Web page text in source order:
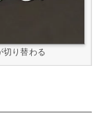
切り替わる